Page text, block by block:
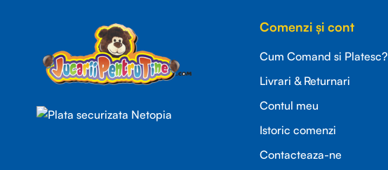
Comenzi și cont
Cum Comand si Platesc?
Livrari & Returnari
Contul meu
Istoric comenzi
Contacteaza-ne